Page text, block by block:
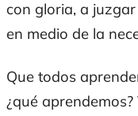
con gloria, a
en medio de la
Que todos
¿qué